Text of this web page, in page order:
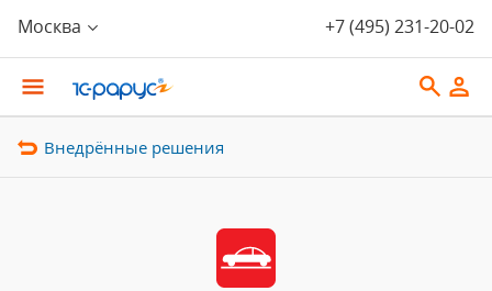
Москва +7 (495) 231-20-02
Внедрённые решения